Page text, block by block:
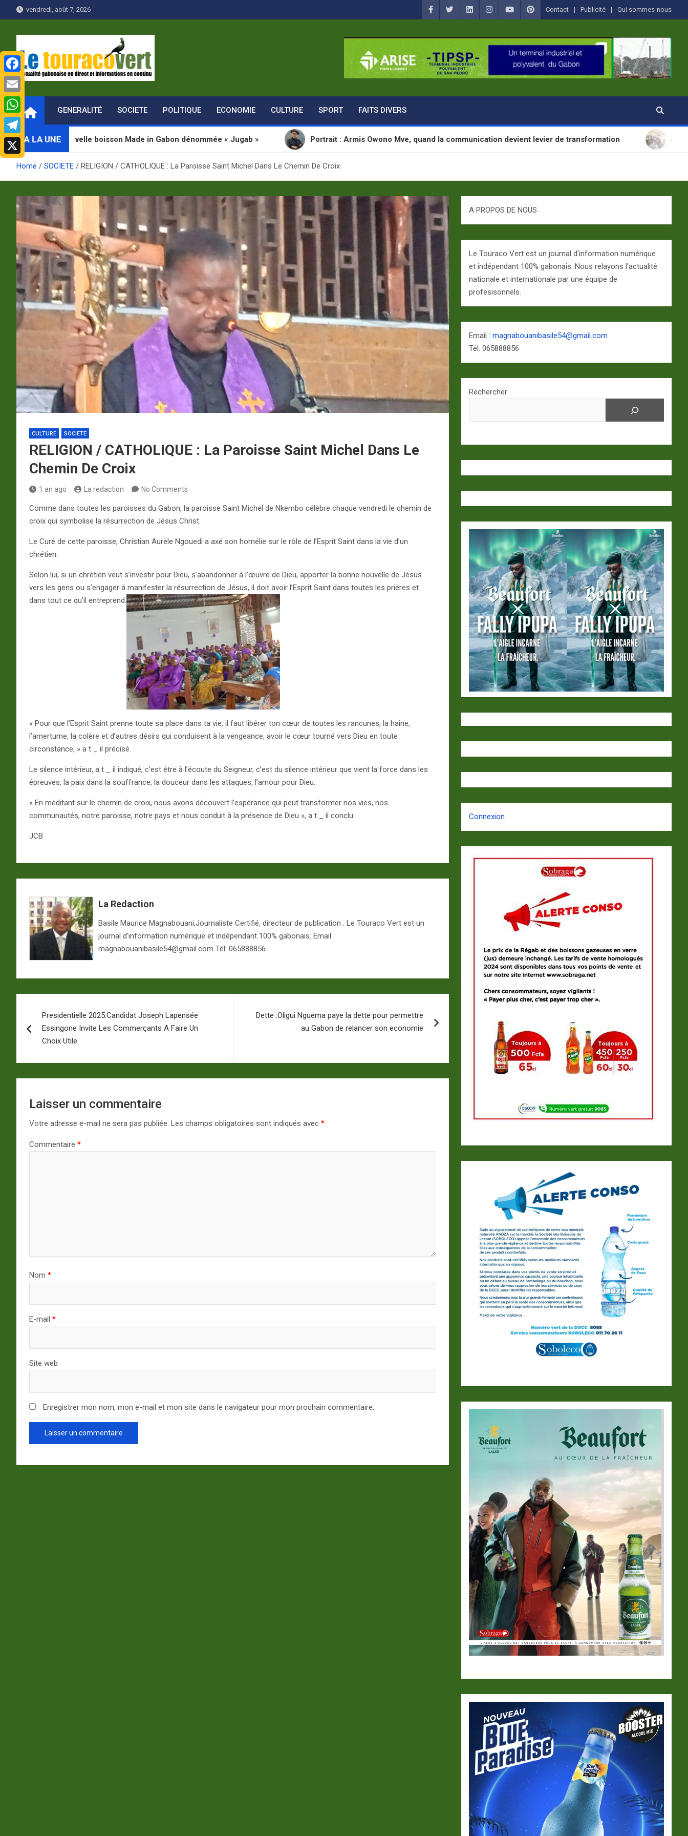
to
vendredi, août 7, 2026 Contact Publicité Qui sommes-nous
Le Touraco vert
Actualité gabonaise en direct et Informations en continu
GENERALITÉ SOCIETE POLITIQUE ECONOMIE CULTURE SPORT FAITS DIVERS
A LA UNE
nouvelle boisson Made in Gabon dénommée « Jugab » Portrait : Armis Owono Mve, quand la communication devient levier de transformation SANTÉ : La
Home SOCIETE RELIGION / CATHOLIQUE : La Paroisse Saint Michel Dans Le Chemin De Croix
CULTURE SOCIETE
RELIGION / CATHOLIQUE : La Paroisse Saint Michel Dans Le
Chemin De Croix
1 an ago La redaction No Comments
Comme dans toutes les paroisses du Gabon, la paroisse Saint Michel de Nkembo célèbre chaque vendredi le chemin de
croix qui symbolise la résurrection de Jésus Christ.
Le Curé de cette paroisse, Christian Aurèle Ngouedi a axé son homélie sur le rôle de l’Esprit Saint dans la vie d’un
chrétien.
Selon lui, si un chrétien veut s’investir pour Dieu, s’abandonner à l’œuvre de Dieu, apporter la bonne nouvelle de Jésus
vers les gens ou s’engager à manifester la résurrection de Jésus, il doit avoir l’Esprit Saint dans toutes les prières et
dans tout ce qu’il entreprend.
« Pour que l’Esprit Saint prenne toute sa place dans ta vie, il faut libérer ton cœur de toutes les rancunes, la haine,
l’amertume, la colère et d’autres désirs qui conduisent à la vengeance, avoir le cœur tourné vers Dieu en toute
circonstance, » a t _ il précisé.
Le silence intérieur, a t _ il indiqué, c’est être à l’écoute du Seigneur, c’est du silence intérieur que vient la force dans les
épreuves, la paix dans la souffrance, la douceur dans les attaques, l’amour pour Dieu.
« En méditant sur le chemin de croix, nous avons découvert l’espérance qui peut transformer nos vies, nos
communautés, notre paroisse, notre pays et nous conduit à la présence de Dieu », a t _ il conclu.
JCB
La Redaction
Basile Maurice Magnabouani,Journaliste Certifié, directeur de publication . Le Touraco Vert est un
journal d'information numérique et indépendant 100% gabonais. Email :
magnabouanibasile54@gmail.com Tél: 065888856
de
l’article
Presidentielle 2025:Candidat Joseph Lapensée
Essingone Invite Les Commerçants A Faire Un
Choix Utile
Dette :Oligui Nguema paye la dette pour permettre
au Gabon de relancer son economie
Laisser un commentaire
Votre adresse e-mail ne sera pas publiée. Les champs obligatoires sont indiqués avec *
Commentaire *
Nom *
E-mail *
Site web
Enregistrer mon nom, mon e-mail et mon site dans le navigateur pour mon prochain commentaire.
A PROPOS DE NOUS
Le Touraco Vert est un journal d'information numérique
et indépendant 100% gabonais. Nous relayons l'actualité
nationale et internationale par une équipe de
profesisonnels.
Email :magnabouanibasile54@gmail.com
Tél: 065888856
Rechercher
Connexion
F
a
c
b
o
E
m
a
W
h
a
T
e